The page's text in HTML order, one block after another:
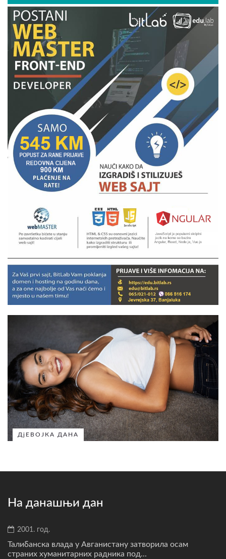
ДјЕВОЈКА ДАНА
На данашњи дан
2001. год.
Талибанска влада у Авганистану затворила осам
страних хуманитарних радника под...